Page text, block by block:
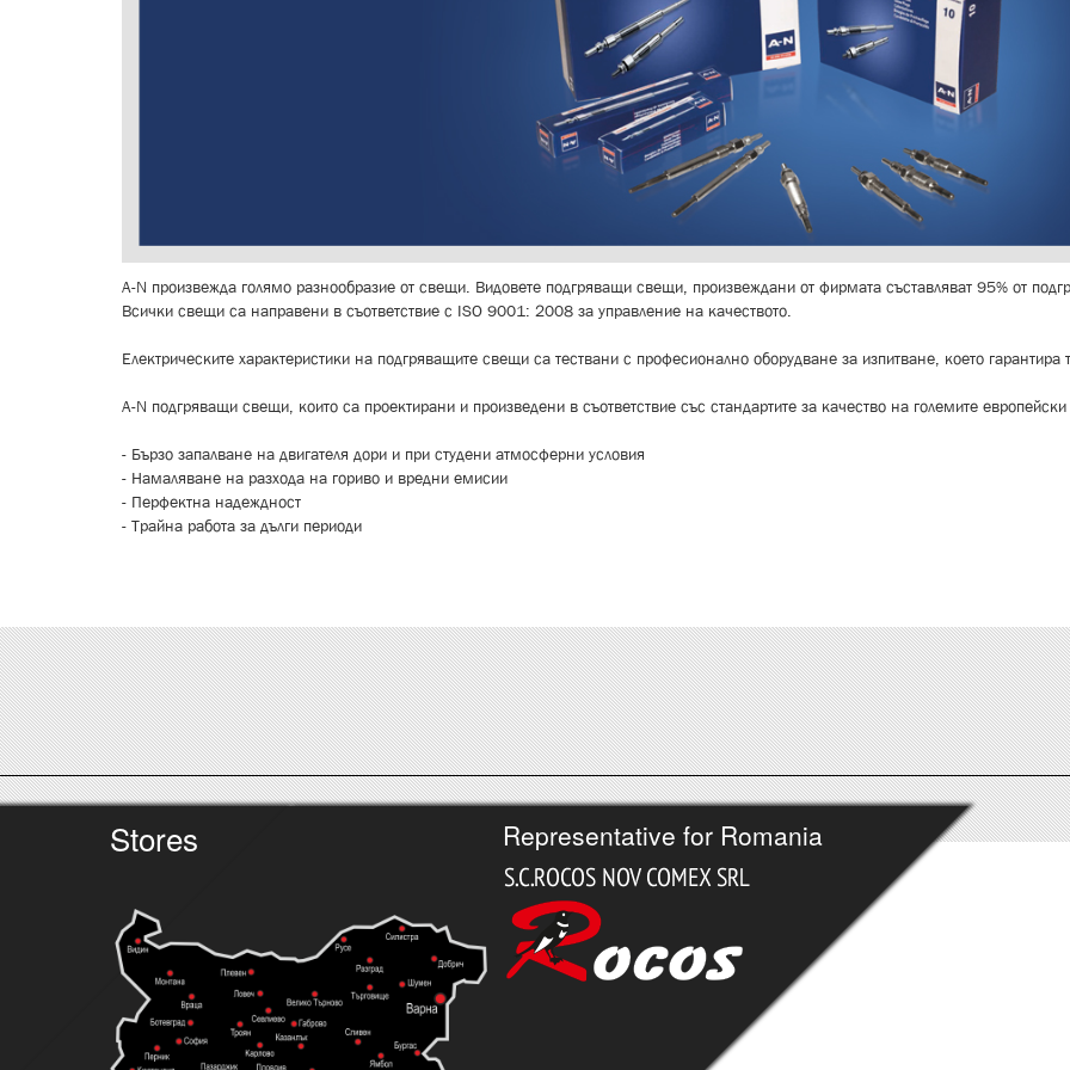
A-N произвежда голямо разнообразие от свещи. Видовете подгряващи свещи, произвеждани от фирмата съставляват 95% от
Всички свещи са направени в съответствие с ISO 9001: 2008 за управление на качеството.
Електрическите характеристики на подгряващите свещи са тествани с професионално оборудване за изпитване, което гарантира
A-N подгряващи свещи, които са проектирани и произведени в съответствие със стандартите за качество на големите
- Бързо запалване на двигателя дори и при студени атмосферни условия
- Намаляване на разхода на гориво и вредни емисии
- Перфектна надеждност
- Трайна работа за дълги периоди
Stores Representative for Romania